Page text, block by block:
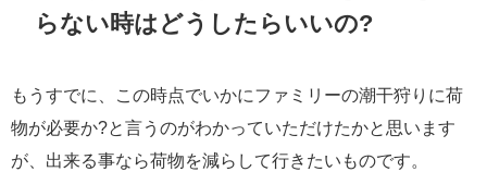
らない時はどうしたらいいの?
もうすでに、この時点でいかにファミリーの潮干狩りに荷
物が必要か?と言うのがわかっていただけたかと思います
が、出来る事なら荷物を減らして行きたいものです。